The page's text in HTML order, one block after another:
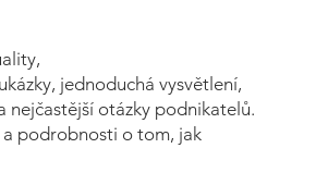
jednoduchá vysvětlení,
nejčastější otázky podnikatelů.
podrobnosti o tom, jak